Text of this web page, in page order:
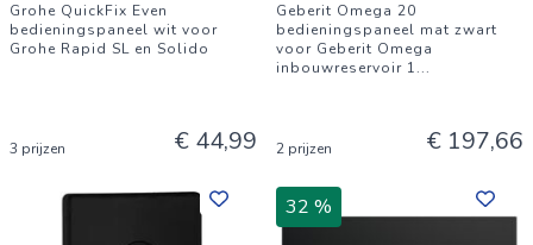
Grohe QuickFix Even
bedieningspaneel wit voor
Grohe Rapid SL en Solido
3 prijzen € 44,99
Geberit Omega 20
bedieningspaneel mat zwart
voor Geberit Omega
inbouwreservoir 1...
2 prijzen € 197,66
32 %